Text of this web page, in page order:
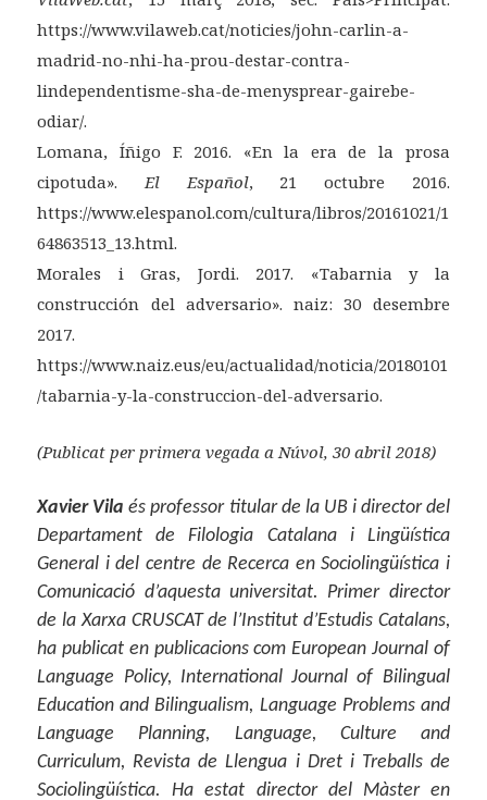
https://www.vilaweb.cat/noticies/john-carlin-a-
madrid-no-nhi-ha-prou-destar-contra-
lindependentisme-sha-de-menysprear-gairebe-
odiar/.
Lomana, Íñigo F. 2016. «En la era de la prosa
cipotuda».El Español, 21 octubre 2016.
https://www.elespanol.com/cultura/libros/20161021/1
64863513_13.html.
Morales i Gras, Jordi. 2017. «Tabarnia y la
construcción del adversario». naiz: 30 desembre
2017.
https://www.naiz.eus/eu/actualidad/noticia/20180101
/tabarnia-y-la-construccion-del-adversario.
(Publicat per primera vegada a Núvol, 30 abril 2018)
Xavier Vilaés professor titular de la UB i director del
Departament de Filologia Catalana i Lingüística
General i del centre de Recerca en Sociolingüística i
Comunicació d’aquesta universitat. Primer director
de la Xarxa CRUSCAT de l’Institut d’Estudis Catalans,
ha publicat en publicacions comEuropean Journal of
Language Policy, International Journal of Bilingual
Education and Bilingualism, Language Problems and
Language Planning, Language, Culture and
Curriculum, Revista de Llengua i Dreti Treballs de
Sociolingüística. Ha estat director del Màster en